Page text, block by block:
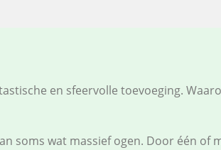
en sfeervolle toevoeging.
soms wat massief ogen. Door één of